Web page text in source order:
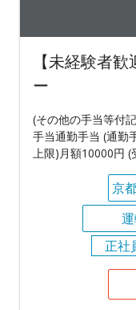
【未経験者
ー
(その他の手当等付
手当通勤手当 (通勤
上限)月額10000円 (
京
正社